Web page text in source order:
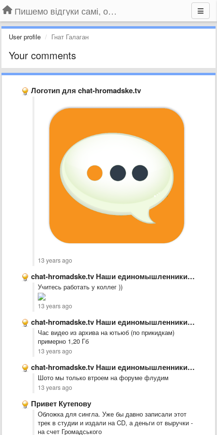
Пишемо відгуки самі, обговорюємо інші ідеї та пропозиції до Громадського Телебачення
User profile Гнат Галаган
Your comments
Логотип для chat-hromadske.tv
13 years ago
chat-hromadske.tv Наши единомышленники. Рекомендую!
Учитесь работать у коллег ))
13 years ago
chat-hromadske.tv Наши единомышленники. Рекомендую!
Час видео из архива на ютьюб (по прикидкам)
примерно 1,20 Гб
13 years ago
chat-hromadske.tv Наши единомышленники. Рекомендую!
Шото мы только втроем на форуме флудим
13 years ago
Привет Кутепову
Обложка для сингла. Уже бы давно записали этот
трек в студии и издали на CD, а деньги от выручки -
на счет Громадського